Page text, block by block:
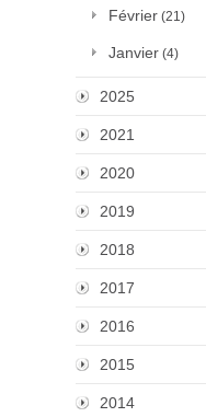
Février (21)
Janvier (4)
2025
2021
2020
2019
2018
2017
2016
2015
2014